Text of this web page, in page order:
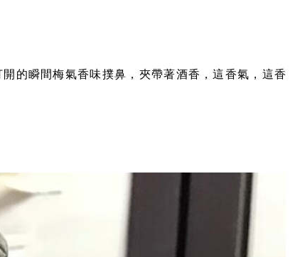
開的瞬間梅氣香味撲鼻，夾帶著酒香，這香氣，這香